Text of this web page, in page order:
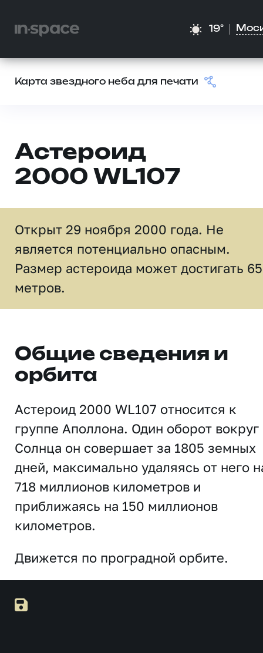
19°
Карта звездного неба для печати
Астероид
2000 WL107
Открыт 29 ноября 2000 года. Не
является потенциально опасным.
Размер астероида может достигать 65
метров.
Общие сведения и
орбита
Астероид 2000 WL107 относится к
группе Аполлона. Один оборот вокруг
Солнца он совершает за 1805 земных
дней, максимально удаляясь от него
718 миллионов километров и
приближаясь на 150 миллионов
километров.
Движется по проградной орбите.